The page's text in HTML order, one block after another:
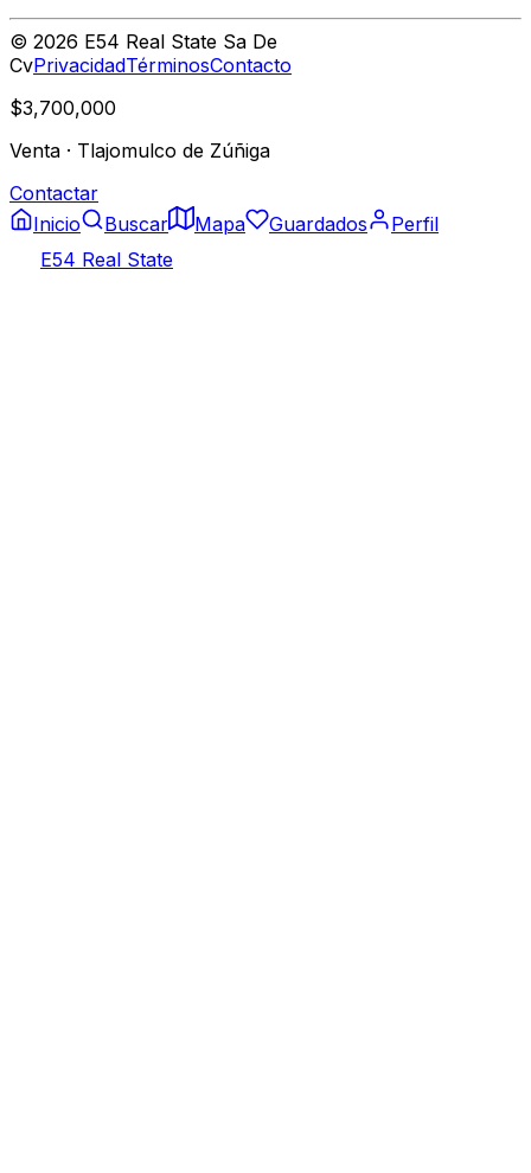
© 2026 E54 Real State Sa De
CvPrivacidadTérminosContacto
$3,700,000
Venta · Tlajomulco de Zúñiga
Contactar
Inicio
Buscar Mapa Guardados
Perfil
E54 Real State